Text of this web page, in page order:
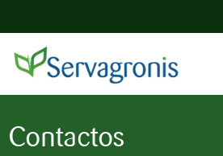
Contactos